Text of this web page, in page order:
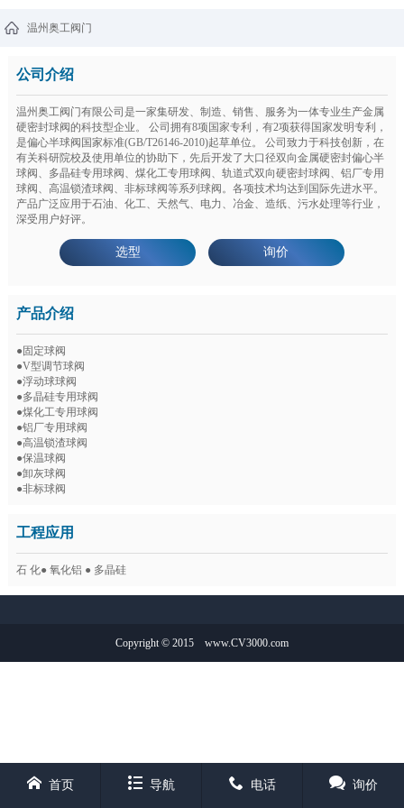
温州奥工阀门
公司介绍
温州奥工阀门有限公司是一家集研发、制造、销售、服务为一体专业生产金属
硬密封球阀的科技型企业。 公司拥有8项国家专利，有2项获得国家发明专利，
是偏心半球阀国家标准(GB/T26146-2010)起草单位。 公司致力于科技创新，在
有关科研院校及使用单位的协助下，先后开发了大口径双向金属硬密封偏心半
球阀、多晶硅专用球阀、煤化工专用球阀、轨道式双向硬密封球阀、铝厂专用
球阀、高温锁渣球阀、非标球阀等系列球阀。各项技术均达到国际先进水平。
产品广泛应用于石油、化工、天然气、电力、冶金、造纸、污水处理等行业，
深受用户好评。
选型 询价
产品介绍
●固定球阀
●V型调节球阀
●浮动球球阀
●多晶硅专用球阀
●煤化工专用球阀
●铝厂专用球阀
●高温锁渣球阀
●保温球阀
●卸灰球阀
●非标球阀
工程应用
石 化● 氧化铝 ● 多晶硅
Copyright © 2015 www.CV3000.com
首页 导航 电话 询价